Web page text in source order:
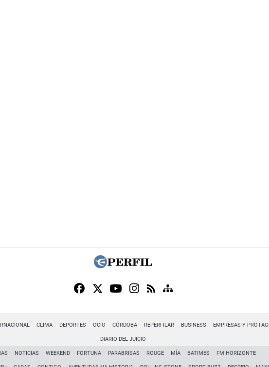
CLIMA DEPORTES OCIO CÓRDOBA REPERFILAR BUSINESS EMPRESAS Y
DIARIO DEL JUICIO
NOTICIAS WEEKEND FORTUNA PARABRISAS ROUGE MÍA BATIMES FM HORIZONTE